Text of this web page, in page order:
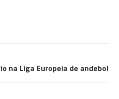
na Liga Europeia de andebol